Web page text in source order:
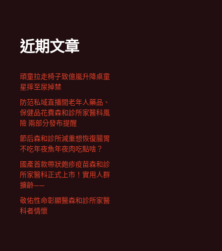
近期文章
頑童拉走椅子致億嵐升降桌童
星摔至尿掉禁
防范私域直播間老年人藥品、
保健品花費森和診所家醫科風
險 兩部分發布提醒
節后森和診所減重想恢復腸胃
不吃年夜魚年夜肉吃點啥？
國產首款帶狀皰疹疫苗森和診
所家醫科正式上市！實用人群
擴齡——
敬佑性命彰顯醫森和診所家醫
科者情懷